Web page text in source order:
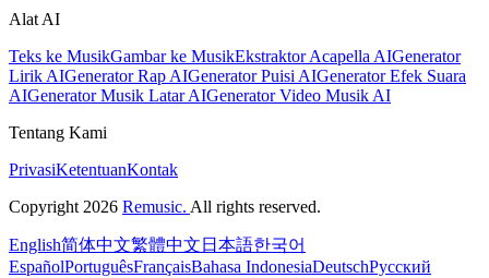
Alat AI
Teks ke MusikGambar ke MusikEkstraktor Acapella AIGenerator
Lirik AIGenerator Rap AIGenerator Puisi AIGenerator Efek Suara
AIGenerator Musik Latar AIGenerator Video Musik AI
Tentang Kami
PrivasiKetentuanKontak
Copyright 2026 Remusic. All rights reserved.
English简体中文繁體中文 日本語한국어
EspañolPortuguêsFrançaisBahasa IndonesiaDeutschРусский